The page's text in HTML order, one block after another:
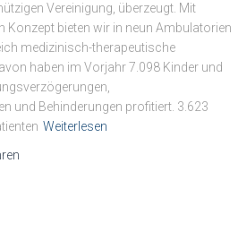
Vereinigung, überzeugt. Mit
Konzept bieten wir in neun Ambulatorien
medizinisch-therapeutische
haben im Vorjahr 7.098 Kinder und
und Behinderungen profitiert. 3.623
Weiterlesen